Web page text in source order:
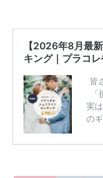
【2026年8月最
キング｜プラコ
皆
実
の
た